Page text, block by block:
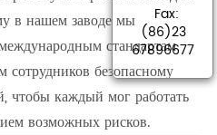
в нашем заводе мы
стандартам
сотрудников безопасному
чтобы каждый мог работать
возможных рисков.
Fax:
(86)23
67896677